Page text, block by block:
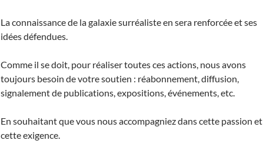
La connaissance de la galaxie surréaliste en sera renforcée et ses
idées défendues.
Comme il se doit, pour réaliser toutes ces actions, nous avons
toujours besoin de votre soutien : réabonnement, diffusion,
signalement de publications, expositions, événements, etc.
En souhaitant que vous nous accompagniez dans cette passion et
cette exigence.